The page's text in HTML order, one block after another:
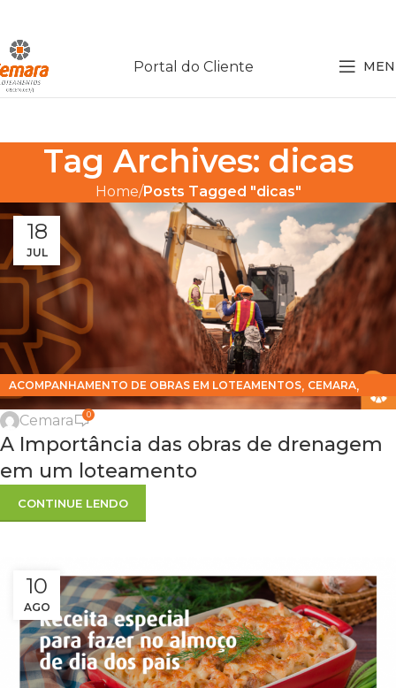
Portal do Cliente
Tag Archives: dicas
Home Posts Tagged "dicas"
18
JUL
ACOMPANHAMENTO DE OBRAS EM LOTEAMENTOS, CEMARA,
CONSTRUÇÃO,DICAS,DICAS ÚTEIS,
EMPREENDIMENTOS IMOBILIÁRIO
SUSTENTABILIDADE
Cemara 0
A Importância das obras de drenagem
em um loteamento
CONTINUE LENDO
10
AGO